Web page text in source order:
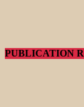
PUBLICATION